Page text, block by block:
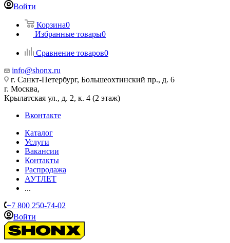
Войти
Корзина0
Избранные товары0
Сравнение товаров0
info@shonx.ru
г. Санкт-Петербург, Большеохтинский пр., д. 6
г. Москва,
Крылатская ул., д. 2, к. 4 (2 этаж)
Вконтакте
Каталог
Услуги
Вакансии
Контакты
Распродажа
АУТЛЕТ
...
+7 800 250-74-02
Войти